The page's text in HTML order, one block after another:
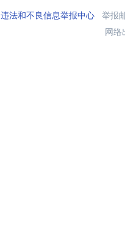
违法和不良信息举报中心举报
网